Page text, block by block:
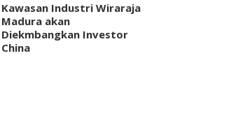
Kawasan Industri Wiraraja
Madura akan
Diekmbangkan Investor
China